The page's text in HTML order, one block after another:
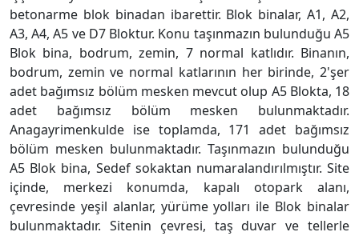
betonarme blok binadan ibarettir. Blok binalar, A1, A2,
A3, A4, A5 ve D7 Bloktur. Konu taşınmazın bulunduğu A5
Blok bina, bodrum, zemin, 7 normal katlıdır. Binanın,
bodrum, zemin ve normal katlarının her birinde, 2'şer
adet bağımsız bölüm mesken mevcut olup A5 Blokta, 18
adet bağımsız bölüm mesken bulunmaktadır.
Anagayrimenkulde ise toplamda, 171 adet bağımsız
bölüm mesken bulunmaktadır. Taşınmazın bulunduğu
A5 Blok bina, Sedef sokaktan numaralandırılmıştır. Site
içinde, merkezi konumda, kapalı otopark alanı,
çevresinde yeşil alanlar, yürüme yolları ile Blok binalar
bulunmaktadır. Sitenin çevresi, taş duvar ve tellerle